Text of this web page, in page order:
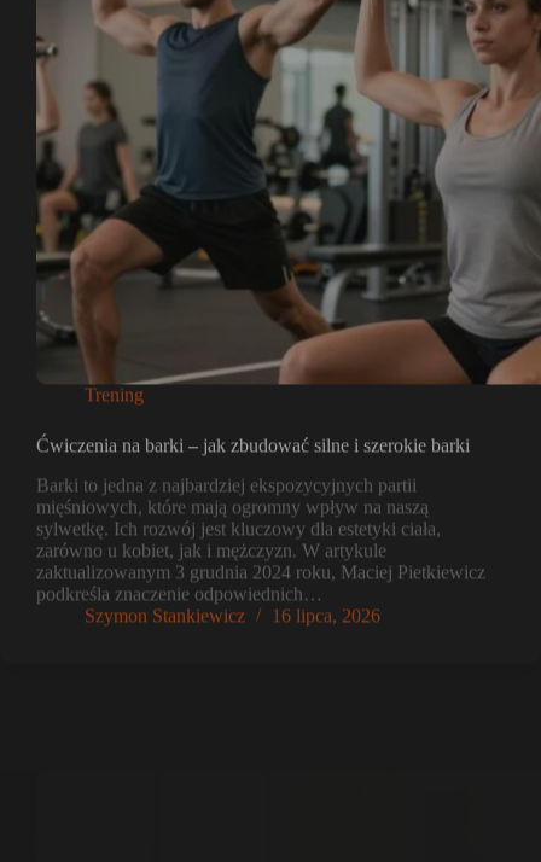
Ćwiczenia na barki – jak zbudować silne i szerokie barki
Barki to jedna z najbardziej ekspozycyjnych partii
mięśniowych, które mają ogromny wpływ na naszą
sylwetkę. Ich rozwój jest kluczowy dla estetyki ciała,
zarówno u kobiet, jak i mężczyzn. W artykule
zaktualizowanym 3 grudnia 2024 roku, Maciej Pietkiewicz
podkreśla znaczenie odpowiednich…
Szymon Stankiewicz
16 lipca, 2026